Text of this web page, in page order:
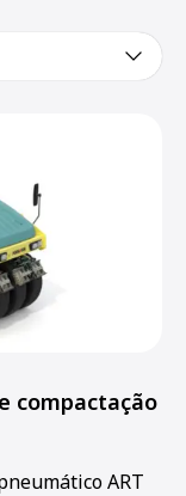
compactação
ART